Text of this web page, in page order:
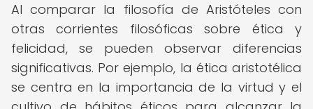
Al comparar la filosofía de Aristóteles con
otras corrientes filosóficas sobre ética y
felicidad, se pueden observar diferencias
significativas. Por ejemplo, la ética aristotélica
se centra en la importancia de la virtud y el